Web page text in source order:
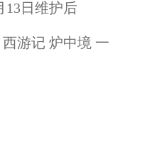
13日维护后
西游记 炉中境 一